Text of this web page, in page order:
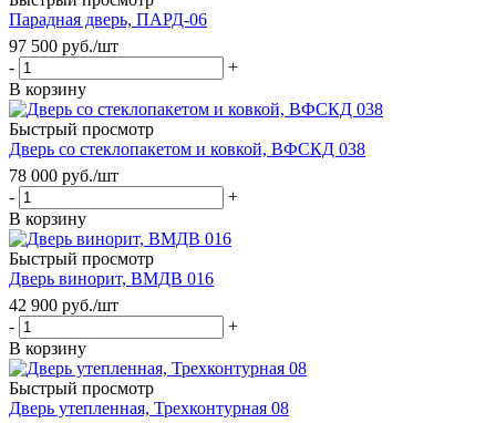
Парадная дверь, ПАРД-06
97 500 руб./шт
-
+
В корзину
Быстрый просмотр
Дверь со стеклопакетом и ковкой, ВФСКД 038
78 000 руб./шт
-
+
В корзину
Быстрый просмотр
Дверь винорит, ВМДВ 016
42 900 руб./шт
-
+
В корзину
Быстрый просмотр
Дверь утепленная, Трехконтурная 08